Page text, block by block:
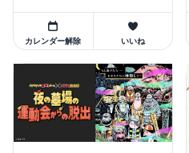
カレンダー解除 いいね